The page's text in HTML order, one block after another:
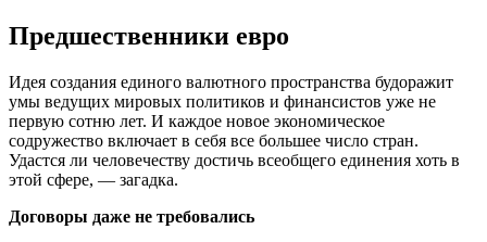
Предшественники евро
Идея создания единого валютного пространства будоражит
умы ведущих мировых политиков и финансистов уже не
первую сотню лет. И каждое новое экономическое
содружество включает в себя все большее число стран.
Удастся ли человечеству достичь всеобщего единения хоть в
этой сфере, — загадка.
Договоры даже не требовались